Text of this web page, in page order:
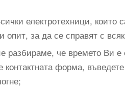
електротехници, които
опит, за да се справят с
разбираме, че времето Ви е
контактната форма,